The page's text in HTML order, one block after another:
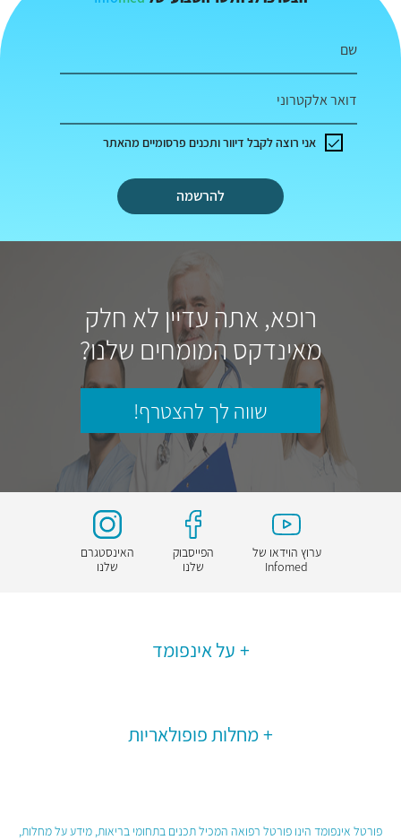
שם
דואר אלקטרוני
להרשמה
אני רוצה לקבל דיוור ותכנים פרסומיים מהאתר
רופא, אתה עדיין לא חלק
מאינדקס המומחים שלנו?
שווה לך להצטרף!
ערוץ הוידאו של
Infomed
הפייסבוק
שלנו
האינסטגרם
שלנו
על אינפומד
מחלות פופולאריות
פורטל אינפומד הינו פורטל רפואה המכיל תכנים בתחומי בריאות, מידע על מחלות,